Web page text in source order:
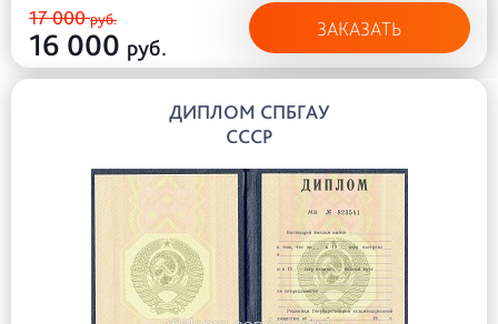
17 000руб.
16 000 руб.
ЗАКАЗАТЬ
ДИПЛОМ СПБГАУ
СССР